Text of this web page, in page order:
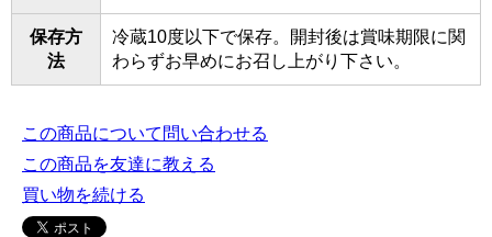
保存方
法
冷蔵10度以下で保存。開封後は賞味期限に関
わらずお早めにお召し上がり下さい。
この商品について問い合わせる
この商品を友達に教える
買い物を続ける